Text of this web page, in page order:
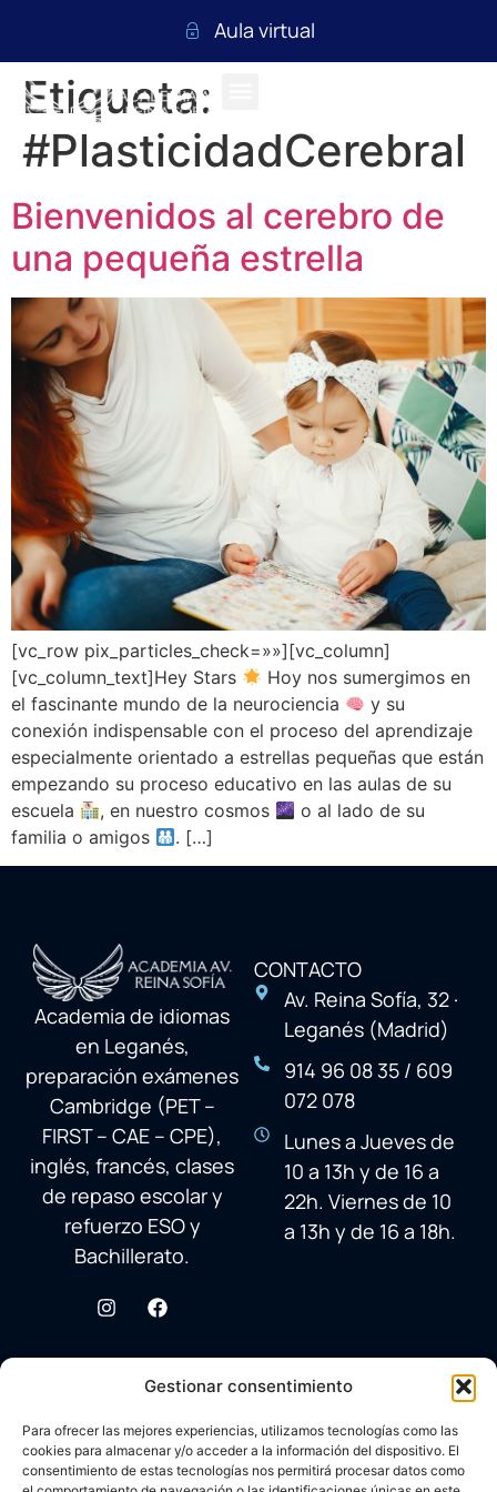
Gestionar consentimiento
Para ofrecer las mejores experiencias, utilizamos tecnologías como las
cookies para almacenar y/o acceder a la información del dispositivo. El
consentimiento de estas tecnologías nos permitirá procesar datos como
Aula virtual
Etiqueta:
#PlasticidadCerebral
Bienvenidos al cerebro de
una pequeña estrella
[vc_row pix_particles_check=»»][vc_column]
[vc_column_text]Hey Stars
Hoy nos sumergimos en
el fascinante mundo de la neurociencia
y su
conexión indispensable con el proceso del aprendizaje
especialmente orientado a estrellas pequeñas que están
empezando su proceso educativo en las aulas de su
escuela
, en nuestro cosmos
o al lado de su
familia o amigos
. […]
Academia de idiomas
en Leganés,
preparación exámenes
Cambridge (PET –
FIRST – CAE – CPE),
inglés, francés, clases
de repaso escolar y
refuerzo ESO y
Bachillerato.
CONTACTO
Av. Reina Sofía, 32 ·
Leganés (Madrid)
914 96 08 35 / 609
072 078
Lunes a Jueves de
10 a 13h y de 16 a
22h. Viernes de 10
a 13h y de 16 a 18h.